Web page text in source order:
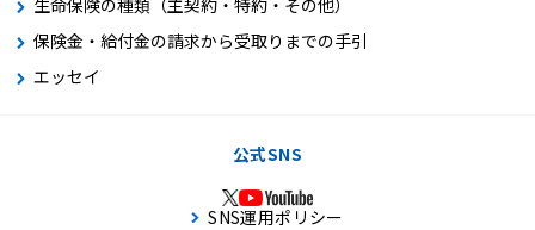
保険金・給付金の請求から受取りまでの手引
エッセイ
公式SNS
SNS運用ポリシー